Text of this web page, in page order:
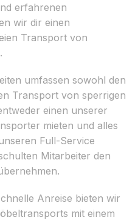
erfahrenen
wir dir einen
Transport von
umfassen sowohl den
Transport von sperrigen
einen unserer
mieten und alles
Full-Service
Mitarbeiter den
Anreise bieten wir
mit einem